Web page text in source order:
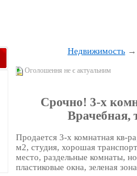
Недвижимость
Оголошення не є актуальним
Срочно! 3-х
Врачебная,
Продается 3-х комнатная кв-
м2, студия, хорошая
место, раздельные комнаты,
пластиковые окна, зеленая зона